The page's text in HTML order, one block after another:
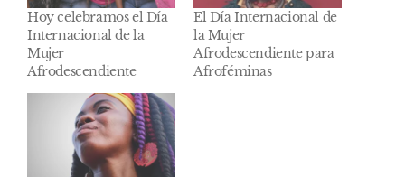
Hoy celebramos el Día
Internacional de la
Mujer
Afrodescendiente
El Día Internacional de
la Mujer
Afrodescendiente para
Afroféminas